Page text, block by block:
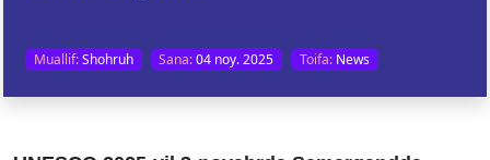
Muallif:Shohruh Sana:04 noy. 2025 Toifa: News